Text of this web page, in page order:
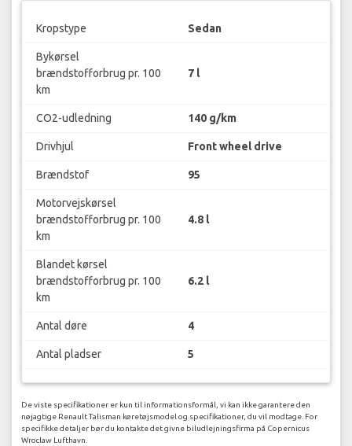
Kropstype Sedan
Bykørsel
brændstofforbrug pr. 100
km
7 l
CO2-udledning 140 g/km
Drivhjul Front wheel drive
Brændstof 95
Motorvejskørsel
brændstofforbrug pr. 100
km
4.8 l
Blandet kørsel
brændstofforbrug pr. 100
km
6.2 l
Antal døre 4
Antal pladser 5
De viste specifikationer er kun til informationsformål, vi kan ikke garantere den
nøjagtige Renault Talisman køretøjsmodel og specifikationer, du vil modtage. For
specifikke detaljer bør du kontakte det givne biludlejningsfirma på Copernicus
Wroclaw Lufthavn.